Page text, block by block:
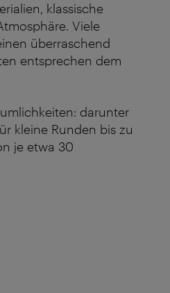
klassische
Viele
überraschend
entsprechen dem
darunter
kleine Runden bis zu
je etwa 30